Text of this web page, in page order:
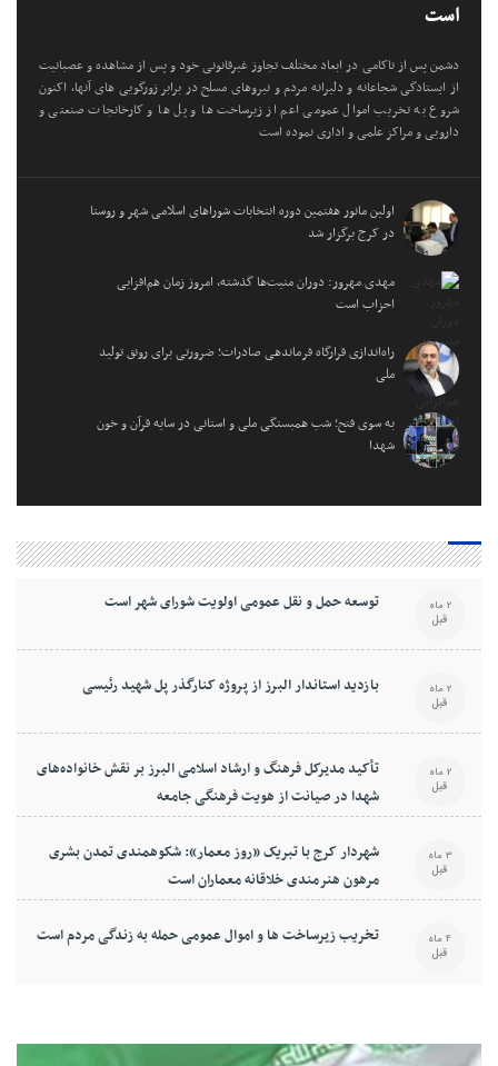
است
دشمن پس از ناکامی در ابعاد مختلف تجاوز غیرقانونی خود و پس از مشاهده و عصبانیت
از ایستادگی شجاعانه و دلیرانه مردم و نیروهای مسلح در برابر زورگویی های آنها، اکنون
شروع به تخریب اموال عمومی اعم از زیرساخت ها و پل ها و کارخانجات صنعتی و
دارویی و مراکز علمی و اداری نموده است
اولین مانور هفتمین دوره انتخابات شوراهای اسلامی شهر و روستا
در کرج برگزار شد
مهدی مهرور: دوران منیت‌ها گذشته، امروز زمان هم‌افزایی
احزاب است
راه‌اندازی قرارگاه فرماندهی صادرات؛ ضرورتی برای رونق تولید
ملی
به سوی فتح؛ شب همبستگی ملی و استانی در سایه قرآن و خون
شهدا
توسعه حمل و نقل عمومی اولویت شورای شهر است 2 ماه
قبل
بازدید استاندار البرز از پروژه کنارگذر پل شهید رئیسی 2 ماه
قبل
تأکید مدیرکل فرهنگ و ارشاد اسلامی البرز بر نقش خانواده‌های
شهدا در صیانت از هویت فرهنگی جامعه
2 ماه
قبل
شهردار کرج با تبریک «روز معمار»: شکوهمندی تمدن بشری
مرهون هنرمندی خلاقانه معماران است
3 ماه
قبل
تخریب زیرساخت ها و اموال عمومی حمله به زندگی مردم است 4 ماه
قبل